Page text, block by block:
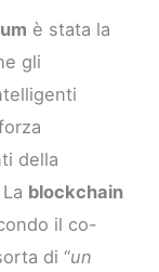
è stata la
gli
della
blockchain
il co-
di “un